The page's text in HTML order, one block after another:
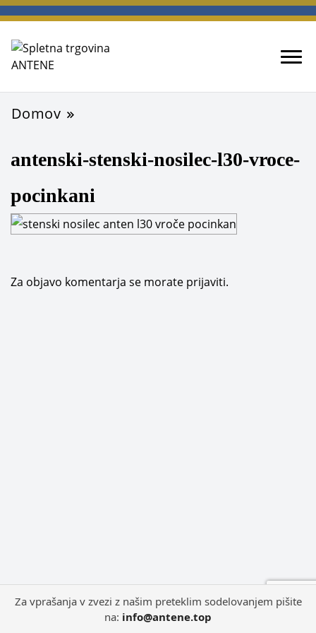
Domov
antenski-stenski-nosilec-l30-vroce-
pocinkani
Za objavo komentarja se morate prijaviti.
Za vprašanja v zvezi z našim preteklim sodelovanjem pišite
na: info@antene.top